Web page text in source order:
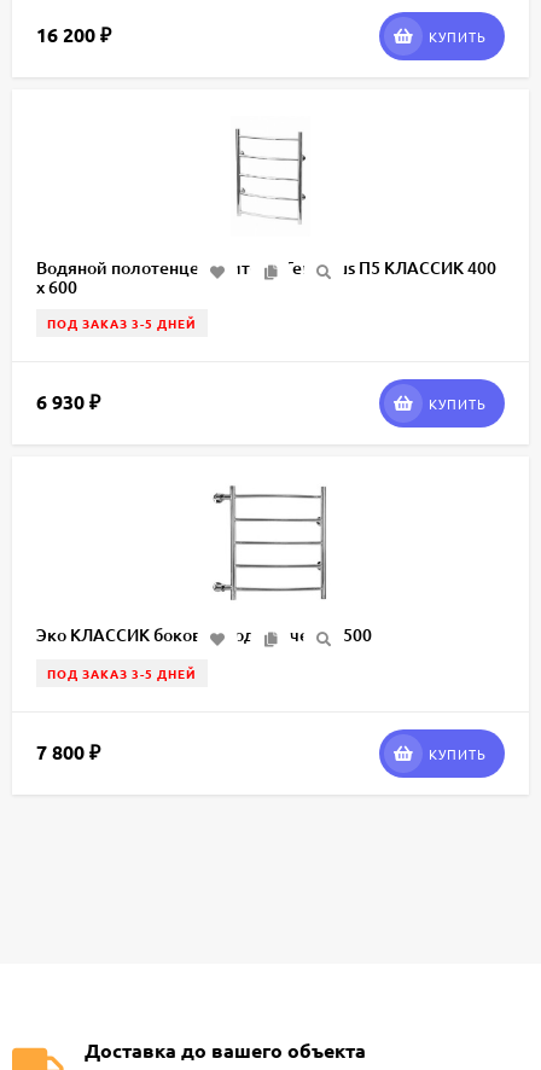
16 200 ₽ КУПИТЬ
Водяной полотенцесушитель Terminus П5 КЛАССИК 400
х 600
ПОД ЗАКАЗ 3-5 ДНЕЙ
6 930 ₽ КУПИТЬ
Эко КЛАССИК боковое подключение 500
ПОД ЗАКАЗ 3-5 ДНЕЙ
7 800 ₽ КУПИТЬ
Доставка до вашего объекта